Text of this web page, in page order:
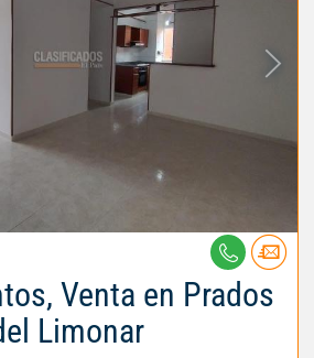
Venta en Prados
Limonar